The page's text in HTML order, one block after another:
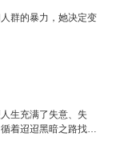
群的暴力，她决定变
生充满了失意、失
着迢迢黑暗之路找到